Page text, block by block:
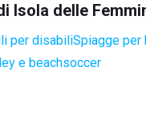
Isola delle
per disabiliSpiagge per
e beachsoccer